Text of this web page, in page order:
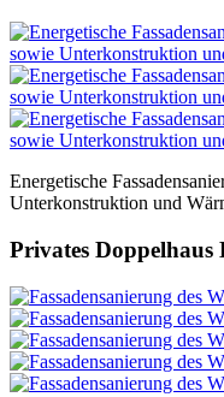
Energetische
Unterkonstruktion und
Privates Doppelhaus